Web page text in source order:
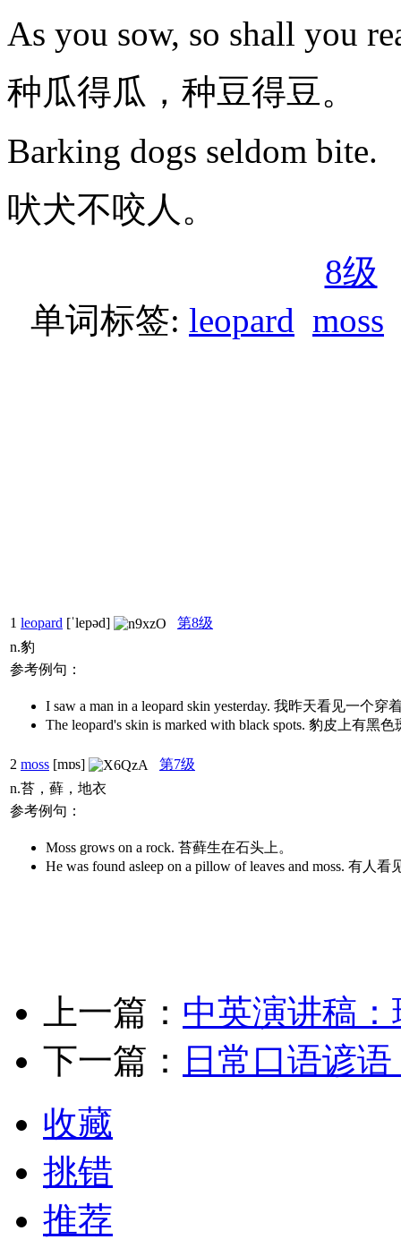
As you sow, so shall you
种瓜得瓜，种豆得豆。
Barking dogs seldom bite.
吠犬不咬人。
8级
单词标签: leopard moss
1 leopard [ˈlepəd]
第8级
n.豹
参考例句：
I saw a man in a leopard skin yesterday. 我昨天看见一个穿
The leopard's skin is marked with black spots. 豹皮上有黑
2 moss [mɒs]
第7级
n.苔，藓，地衣
参考例句：
Moss grows on a rock. 苔藓生在石头上。
He was found asleep on a pillow of leaves and moss. 有人
上一篇： 中英演讲稿
下一篇：
日常口语谚
收藏
挑错
推荐